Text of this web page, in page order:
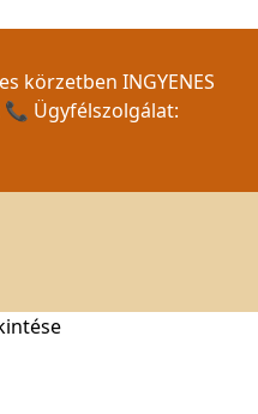
körzetben INGYENES
📞 Ügyfélszolgálat: